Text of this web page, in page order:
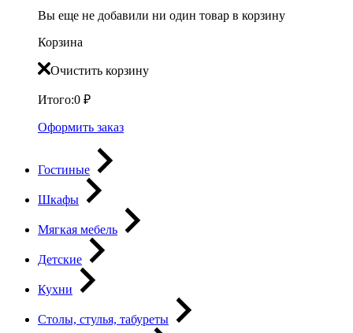
Вы еще не добавили ни один товар в корзину
Корзина
Очистить корзину
Итого:0 ₽
Оформить заказ
Гостиные
Шкафы
Мягкая мебель
Детские
Кухни
Столы, стулья, табуреты